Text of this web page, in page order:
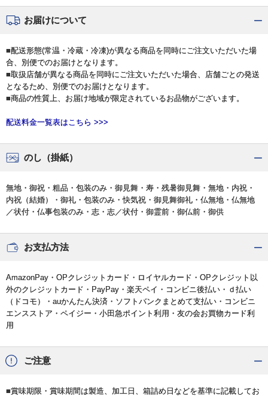
お届けについて
■配送形態(常温・冷蔵・冷凍)が異なる商品を同時にご注文いただいた場
合、別便でのお届けとなります。
■取扱店舗が異なる商品を同時にご注文いただいた場合、店舗ごとの発送
となるため、別便でのお届けとなります。
■商品の性質上、お届け地域が限定されているお品物がございます。
配送料金一覧表はこちら >>>
のし（掛紙）
無地・御祝・粗品・包装のみ・御見舞・寿・残暑御見舞・無地・内祝・
内祝（結婚）・御礼・包装のみ・快気祝・御見舞御礼・仏無地・仏無地
／状付・仏事包装のみ・志・志／状付・御霊前・御仏前・御供
お支払方法
AmazonPay・OPクレジットカード・ロイヤルカード・OPクレジット以
外のクレジットカード・PayPay・楽天ペイ・コンビニ後払い・ｄ払い
（ドコモ）・auかんたん決済・ソフトバンクまとめて支払い・コンビニ
エンスストア・ペイジー・小田急ポイント利用・友の会お買物カード利
用
ご注意
■賞味期限・賞味期間は製造、加工日、箱詰め日などを基準に記載してお